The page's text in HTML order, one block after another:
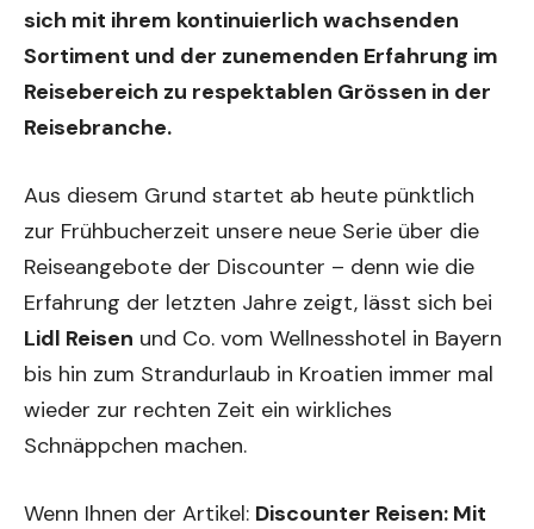
sich mit ihrem kontinuierlich wachsenden
Sortiment und der zunemenden Erfahrung im
Reisebereich zu respektablen Grössen in der
Reisebranche.
Aus diesem Grund startet ab heute pünktlich
zur Frühbucherzeit unsere neue Serie über die
Reiseangebote der Discounter – denn wie die
Erfahrung der letzten Jahre zeigt, lässt sich bei
Lidl Reisen und Co. vom Wellnesshotel in Bayern
bis hin zum Strandurlaub in Kroatien immer mal
wieder zur rechten Zeit ein wirkliches
Schnäppchen machen.
Wenn Ihnen der Artikel: Discounter Reisen: Mit